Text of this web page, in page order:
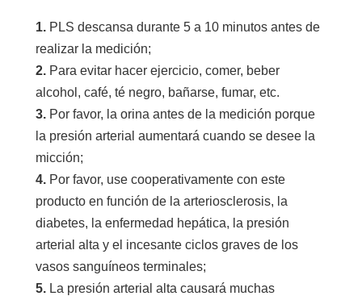
1. PLS descansa durante 5 a 10 minutos antes de
realizar la medición;
2. Para evitar hacer ejercicio, comer, beber
alcohol, café, té negro, bañarse, fumar, etc.
3. Por favor, la orina antes de la medición porque
la presión arterial aumentará cuando se desee la
micción;
4. Por favor, use cooperativamente con este
producto en función de la arteriosclerosis, la
diabetes, la enfermedad hepática, la presión
arterial alta y el incesante ciclos graves de los
vasos sanguíneos terminales;
5. La presión arterial alta causará muchas